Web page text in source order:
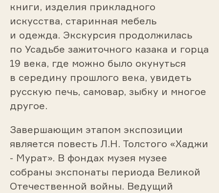
книги, изделия прикладного
искусства, старинная мебель
и одежда. Экскурсия продолжилась
по Усадьбе зажиточного казака и горца
19 века, где можно было окунуться
в середину прошлого века, увидеть
русскую печь, самовар, зыбку и многое
другое.
Завершающим этапом экспозиции
является повесть Л.Н. Толстого «Хаджи
- Мурат». В фондах музея музее
собраны экспонаты периода Великой
Отечественной войны. Ведущий